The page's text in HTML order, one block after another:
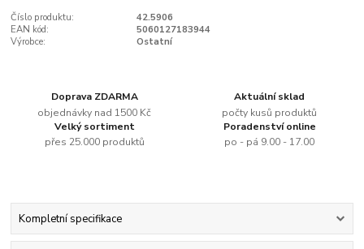
Číslo produktu:
42.5906
EAN kód:
5060127183944
Výrobce:
Ostatní
Doprava ZDARMA
objednávky nad 1500 Kč
Aktuální sklad
počty kusů produktů
Velký sortiment
přes 25.000 produktů
Poradenství online
po - pá 9.00 - 17.00
Kompletní specifikace